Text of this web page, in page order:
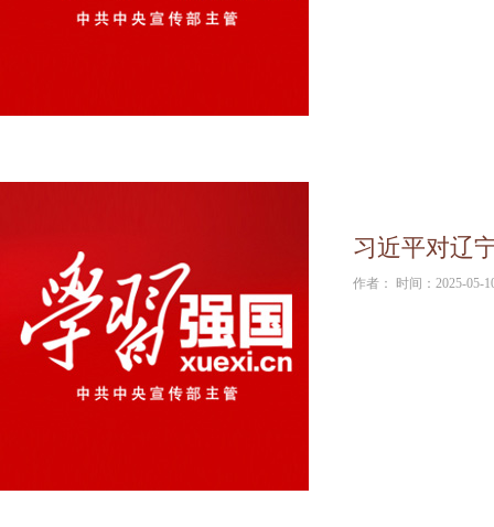
习近平对辽
作者： 时间：2025-05-